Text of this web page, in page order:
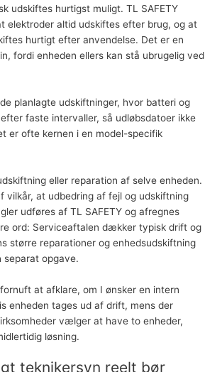
udskiftes hurtigst muligt. TL SAFETY
elektroder altid udskiftes efter brug, og at
hurtigt efter anvendelse. Det er en
fordi enheden ellers kan stå ubrugelig ved
planlagte udskiftninger, hvor batteri og
faste intervaller, så udløbsdatoer ikke
er ofte kernen i en model-specifik
eller reparation af selve enheden.
vilkår, at udbedring af fejl og udskiftning
udføres af TL SAFETY og afregnes
ord: Serviceaftalen dækker typisk drift og
større reparationer og enhedsudskiftning
separat opgave.
at afklare, om I ønsker en intern
enheden tages ud af drift, mens der
vælger at have to enheder,
løsning.
teknikersyn reelt bør